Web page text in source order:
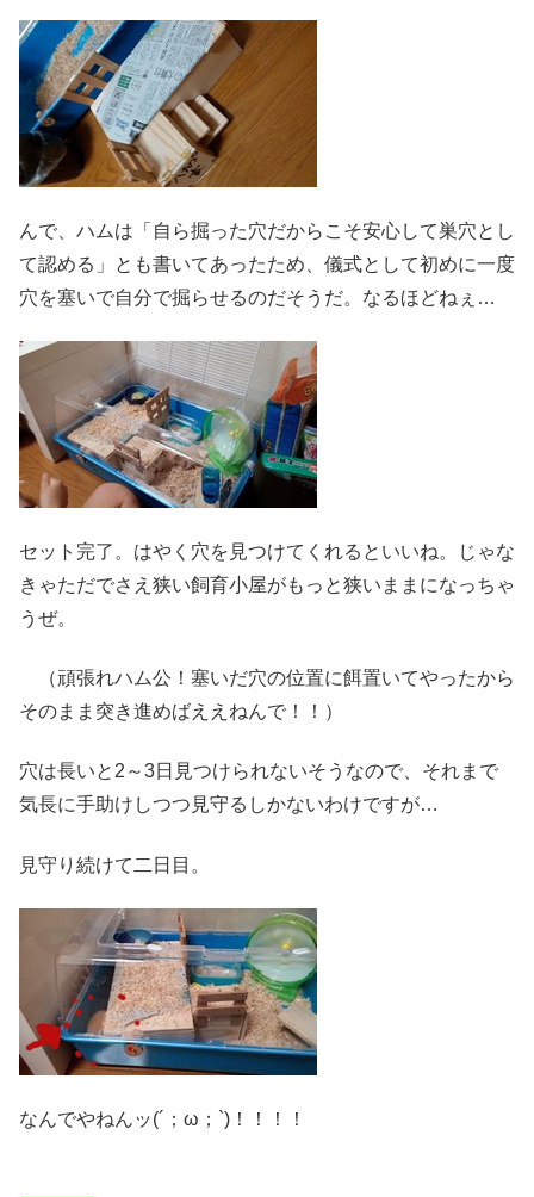
んで、ハムは「自ら掘った穴だからこそ安心して巣穴とし
て認める」とも書いてあったため、儀式として初めに一度
穴を塞いで自分で掘らせるのだそうだ。なるほどねぇ…
セット完了。はやく穴を見つけてくれるといいね。じゃな
きゃただでさえ狭い飼育小屋がもっと狭いままになっちゃ
うぜ。
（頑張れハム公！塞いだ穴の位置に餌置いてやったから
そのまま突き進めばええねんで！！）
穴は長いと2～3日見つけられないそうなので、それまで
気長に手助けしつつ見守るしかないわけですが…
見守り続けて二日目。
なんでやねんッ(´；ω；`)！！！！